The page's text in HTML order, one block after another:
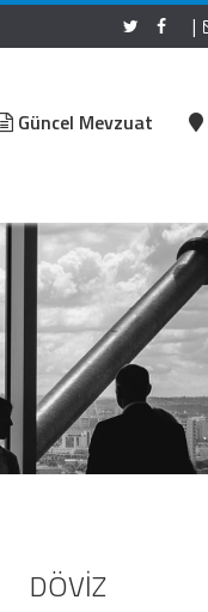
|
Güncel Mevzuat
DÖVİZ